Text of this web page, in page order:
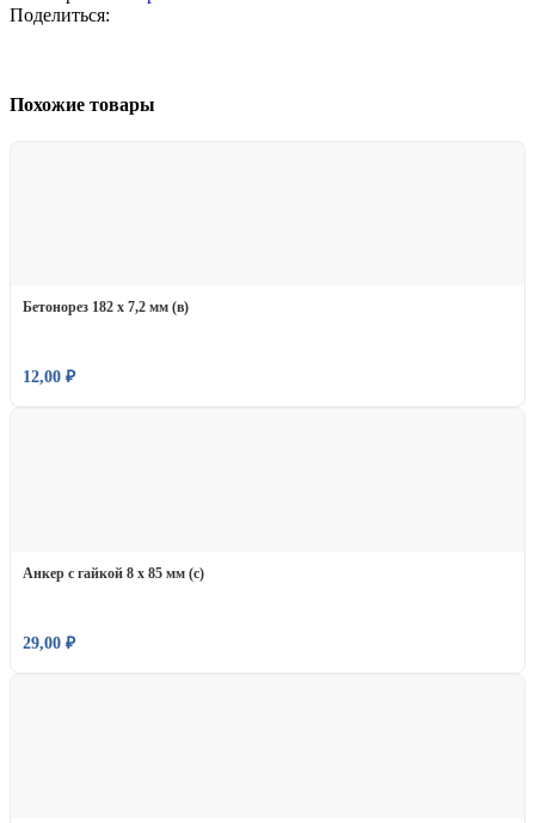
Поделиться:
Похожие товары
Бетонорез 182 х 7,2 мм (в)
12,00 ₽
Анкер с гайкой 8 х 85 мм (с)
29,00 ₽